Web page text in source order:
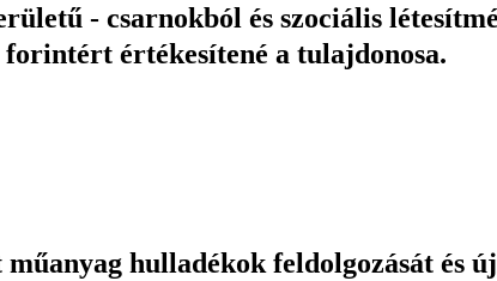
- csarnokból és szociális
értékesítené a tulajdonosa.
hulladékok feldolgozását és